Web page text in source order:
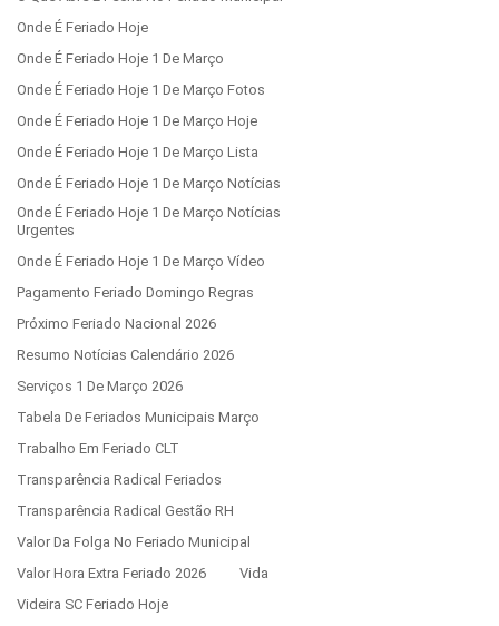
Onde É Feriado Hoje
Onde É Feriado Hoje 1 De Março
Onde É Feriado Hoje 1 De Março Fotos
Onde É Feriado Hoje 1 De Março Hoje
Onde É Feriado Hoje 1 De Março Lista
Onde É Feriado Hoje 1 De Março Notícias
Onde É Feriado Hoje 1 De Março Notícias
Urgentes
Onde É Feriado Hoje 1 De Março Vídeo
Pagamento Feriado Domingo Regras
Próximo Feriado Nacional 2026
Resumo Notícias Calendário 2026
Serviços 1 De Março 2026
Tabela De Feriados Municipais Março
Trabalho Em Feriado CLT
Transparência Radical Feriados
Transparência Radical Gestão RH
Valor Da Folga No Feriado Municipal
Valor Hora Extra Feriado 2026
Vida
Videira SC Feriado Hoje